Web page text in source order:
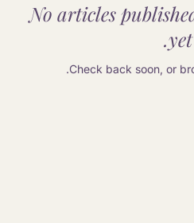
No articles
yet.
Check back soon, or